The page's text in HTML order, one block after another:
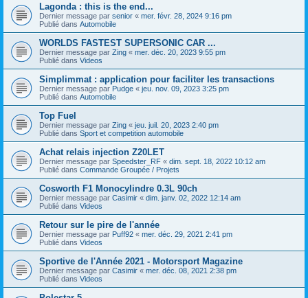
Lagonda : this is the end...
Dernier message par senior « mer. févr. 28, 2024 9:16 pm
Publié dans Automobile
WORLDS FASTEST SUPERSONIC CAR ...
Dernier message par Zing « mer. déc. 20, 2023 9:55 pm
Publié dans Videos
Simplimmat : application pour faciliter les transactions
Dernier message par Pudge « jeu. nov. 09, 2023 3:25 pm
Publié dans Automobile
Top Fuel
Dernier message par Zing « jeu. juil. 20, 2023 2:40 pm
Publié dans Sport et competition automobile
Achat relais injection Z20LET
Dernier message par Speedster_RF « dim. sept. 18, 2022 10:12 am
Publié dans Commande Groupée / Projets
Cosworth F1 Monocylindre 0.3L 90ch
Dernier message par Casimir « dim. janv. 02, 2022 12:14 am
Publié dans Videos
Retour sur le pire de l'année
Dernier message par Puff92 « mer. déc. 29, 2021 2:41 pm
Publié dans Videos
Sportive de l'Année 2021 - Motorsport Magazine
Dernier message par Casimir « mer. déc. 08, 2021 2:38 pm
Publié dans Videos